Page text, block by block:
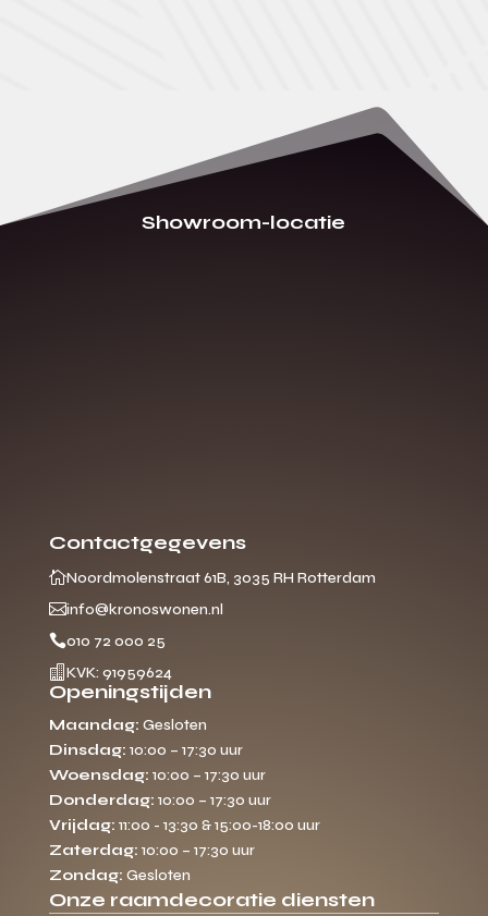
Showroom-locatie
Contactgegevens
Noordmolenstraat 61B, 3035 RH Rotterdam
info@kronoswonen.nl
010 72 000 25
 KVK: 91959624
Openingstijden
Maandag: Gesloten
Dinsdag: 10:00 – 17:30 uur
Woensdag: 10:00 – 17:30 uur
Donderdag: 10:00 – 17:30 uur
Vrijdag: 11:00 - 13:30 & 15:00-18:00 uur
Zaterdag: 10:00 – 17:30 uur
Zondag: Gesloten
Onze raamdecoratie diensten